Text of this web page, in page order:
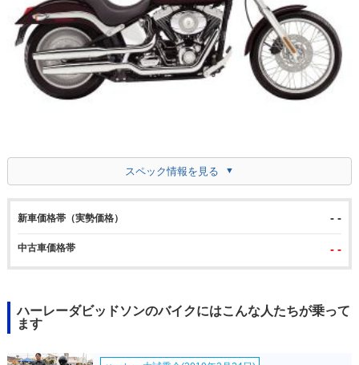
スペック情報を見る
新車価格帯（実勢価格） - -
中古車価格帯 - -
ハーレーダビッドソンのバイクにはこんな人たちが乗って
ます